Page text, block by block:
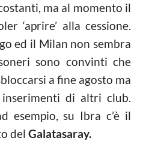
ma al momento il
‘aprire’ alla cessione.
ed il Milan non sembra
sono convinti che
a fine agosto ma
di altri club.
esempio, su Ibra c’è il
del Galatasaray.